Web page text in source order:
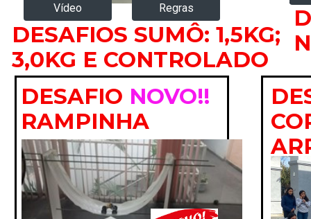
Vídeo Regras
DESAFIOS SUMÔ: 1,5KG;
3,0KG E CONTROLADO
DESAFIO NOVO!!
RAMPINHA